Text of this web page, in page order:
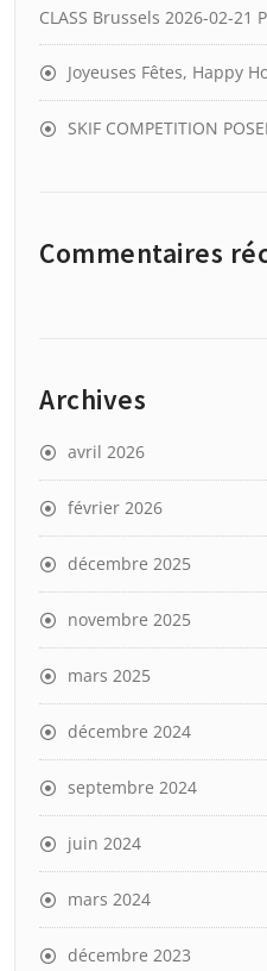
CLASS Brussels 2026-02-21
Joyeuses Fêtes, Happy
SKIF COMPETITION
Commentaires
Archives
avril 2026
février 2026
décembre 2025
novembre 2025
mars 2025
décembre 2024
septembre 2024
juin 2024
mars 2024
décembre 2023